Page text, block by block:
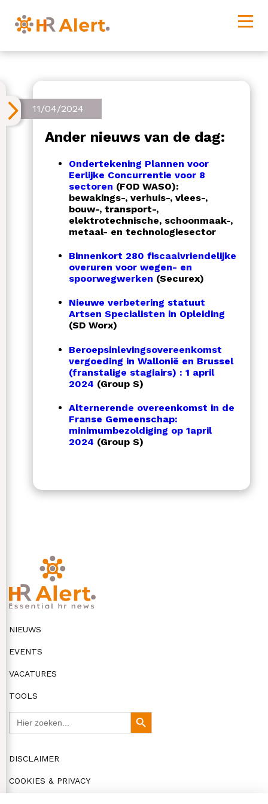
11/04/2024
Ander nieuws van de dag:
Ondertekening Plannen voor
Eerlijke Concurrentie voor 8
sectoren (FOD WASO):
bewakings-, verhuis-, vlees-,
bouw-, transport-,
elektrotechnische, schoonmaak-,
metaal- en technologiesector
Binnenkort 280 fiscaalvriendelijke
overuren voor wegen- en
spoorwegwerken (Securex)
Nieuwe verbetering statuut
Artsen Specialisten in Opleiding
(SD Worx)
Beroepsinlevingsovereenkomst
vergoeding in Wallonië en Brussel
(franstalige stagiairs) : 1 april
2024 (Group S)
Alternerende overeenkomst in de
Franse Gemeenschap:
minimumbezoldiging op 1april
2024 (Group S)
NIEUWS
EVENTS
VACATURES
TOOLS
Zoekknop
DISCLAIMER
COOKIES & PRIVACY